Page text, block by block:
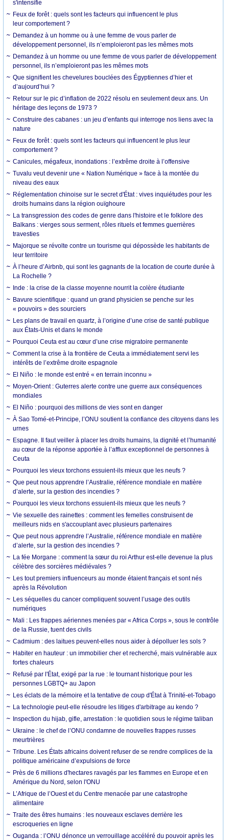
s'intensifie
Feux de forêt : quels sont les facteurs qui influencent le plus
leur comportement ?
Demandez à un homme ou à une femme de vous parler de
développement personnel, ils n’emploieront pas les mêmes mots
Demandez à un homme ou une femme de vous parler de développement
personnel, ils n’emploieront pas les mêmes mots
Que signifient les chevelures bouclées des Égyptiennes d’hier et
d’aujourd’hui ?
Retour sur le pic d’inflation de 2022 résolu en seulement deux ans. Un
héritage des leçons de 1973 ?
Construire des cabanes : un jeu d’enfants qui interroge nos liens avec la
nature
Feux de forêt : quels sont les facteurs qui influencent le plus leur
comportement ?
Canicules, mégafeux, inondations : l’extrême droite à l’offensive
Tuvalu veut devenir une « Nation Numérique » face à la montée du
niveau des eaux
Réglementation chinoise sur le secret d'État : vives inquiétudes pour les
droits humains dans la région ouïghoure
La transgression des codes de genre dans l'histoire et le folklore des
Balkans : vierges sous serment, rôles rituels et femmes guerrières
travesties
Majorque se révolte contre un tourisme qui dépossède les habitants de
leur territoire
À l’heure d’Airbnb, qui sont les gagnants de la location de courte durée à
La Rochelle ?
Inde : la crise de la classe moyenne nourrit la colère étudiante
Bavure scientifique : quand un grand physicien se penche sur les
« pouvoirs » des sourciers
Les plans de travail en quartz, à l’origine d’une crise de santé publique
aux États-Unis et dans le monde
Pourquoi Ceuta est au cœur d’une crise migratoire permanente
Comment la crise à la frontière de Ceuta a immédiatement servi les
intérêts de l’extrême droite espagnole
El Niño : le monde est entré « en terrain inconnu »
Moyen-Orient : Guterres alerte contre une guerre aux conséquences
mondiales
El Niño : pourquoi des millions de vies sont en danger
À Sao Tomé-et-Principe, l’ONU soutient la confiance des citoyens dans les
urnes
Espagne. Il faut veiller à placer les droits humains, la dignité et l’humanité
au cœur de la réponse apportée à l’afflux exceptionnel de personnes à
Ceuta
Pourquoi les vieux torchons essuient-ils mieux que les neufs ?
Que peut nous apprendre l’Australie, référence mondiale en matière
d’alerte, sur la gestion des incendies ?
Pourquoi les vieux torchons essuient-ils mieux que les neufs ?
Vie sexuelle des rainettes : comment les femelles construisent de
meilleurs nids en s'accouplant avec plusieurs partenaires
Que peut nous apprendre l’Australie, référence mondiale en matière
d’alerte, sur la gestion des incendies ?
La fée Morgane : comment la sœur du roi Arthur est-elle devenue la plus
célèbre des sorcières médiévales ?
Les tout premiers influenceurs au monde étaient français et sont nés
après la Révolution
Les séquelles du cancer compliquent souvent l’usage des outils
numériques
Mali : Les frappes aériennes menées par « Africa Corps », sous le contrôle
de la Russie, tuent des civils
Cadmium : des laitues peuvent-elles nous aider à dépolluer les sols ?
Habiter en hauteur : un immobilier cher et recherché, mais vulnérable aux
fortes chaleurs
Refusé par l'État, exigé par la rue : le tournant historique pour les
personnes LGBTQ+ au Japon
Les éclats de la mémoire et la tentative de coup d'État à Trinité-et-Tobago
La technologie peut-elle résoudre les litiges d'arbitrage au kendo ?
Inspection du hijab, gifle, arrestation : le quotidien sous le régime taliban
Ukraine : le chef de l’ONU condamne de nouvelles frappes russes
meurtrières
Tribune. Les États africains doivent refuser de se rendre complices de la
politique américaine d’expulsions de force
Près de 6 millions d'hectares ravagés par les flammes en Europe et en
Amérique du Nord, selon l'ONU
L’Afrique de l’Ouest et du Centre menacée par une catastrophe
alimentaire
Traite des êtres humains : les nouveaux esclaves derrière les
escroqueries en ligne
Ouganda : l’ONU dénonce un verrouillage accéléré du pouvoir après les